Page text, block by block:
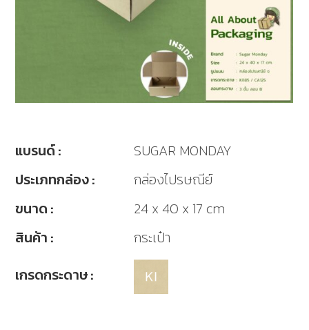
แบรนด์ :
SUGAR MONDAY
ประเภทกล่อง :
กล่องไปรษณีย์
ขนาด :
24 x 40 x 17 cm
สินค้า :
กระเป๋า
เกรดกระดาษ :